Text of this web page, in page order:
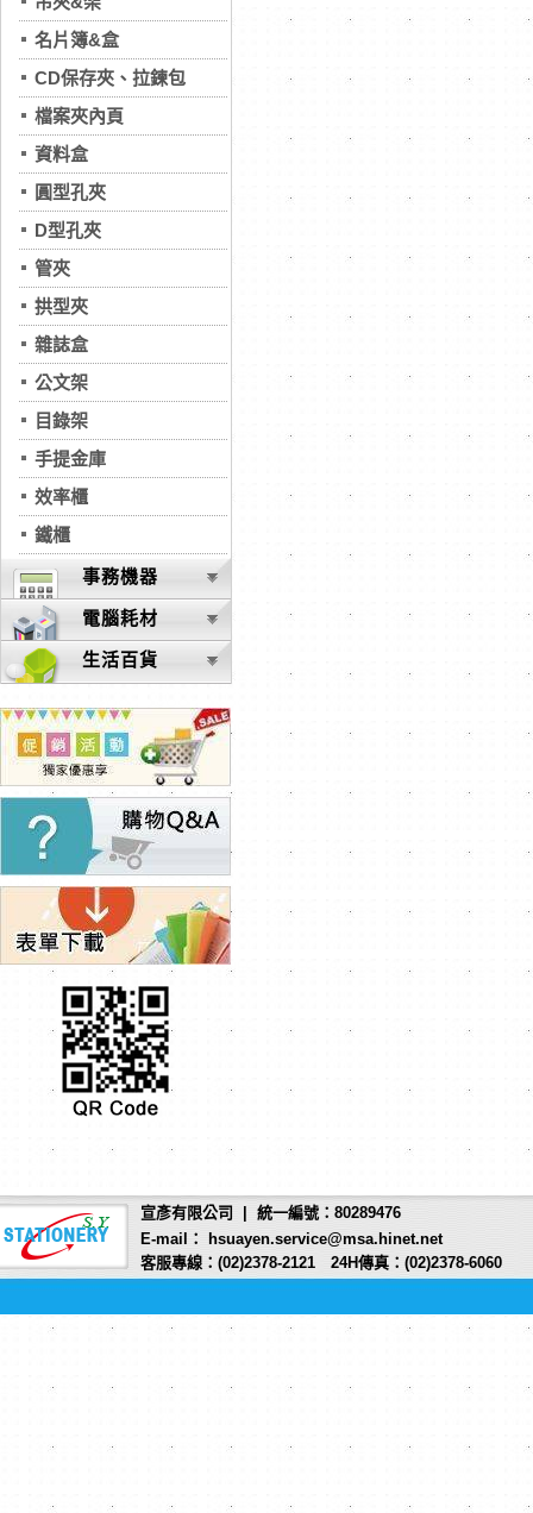
名片簿&盒
CD保存夾、拉鍊包
檔案夾內頁
資料盒
圓型孔夾
D型孔夾
管夾
拱型夾
雜誌盒
公文架
目錄架
手提金庫
效率櫃
鐵櫃
事務機器
電腦耗材
生活百貨
宣彥有限公司 | 統一編號：80289476
E-mail： hsuayen.service@msa.hinet.net
客服專線：(02)2378-2121 24H傳真：(02)2378-6060